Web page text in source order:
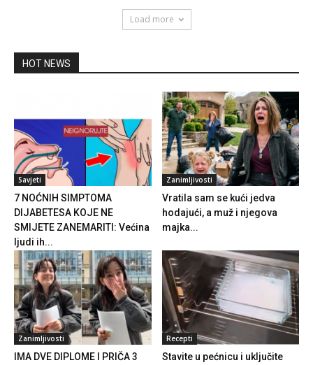
Load more
HOT NEWS
Savjeti
7 NOĆNIH SIMPTOMA
DIJABETESA KOJE NE
SMIJETE ZANEMARITI: Većina
ljudi ih...
Zanimljivosti
Vratila sam se kući jedva
hodajući, a muž i njegova
majka...
Zanimljivosti
IMA DVE DIPLOME I PRIČA 3
Recepti
Stavite u pećnicu i uključite